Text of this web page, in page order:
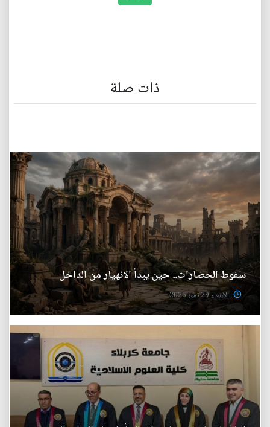
ذات صلة
سقوط الحضارات.. حين يبدأ الانهيار من الداخل
الأربعاء 29 تموز 2026